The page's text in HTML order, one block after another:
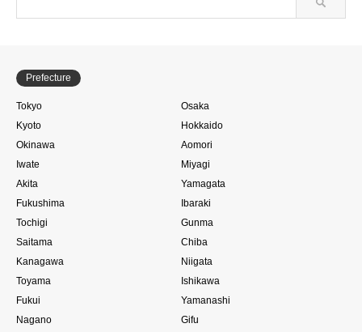
Prefecture
Tokyo
Osaka
Kyoto
Hokkaido
Okinawa
Aomori
Iwate
Miyagi
Akita
Yamagata
Fukushima
Ibaraki
Tochigi
Gunma
Saitama
Chiba
Kanagawa
Niigata
Toyama
Ishikawa
Fukui
Yamanashi
Nagano
Gifu